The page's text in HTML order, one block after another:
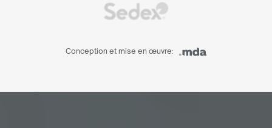
Conception et mise en œuvre: